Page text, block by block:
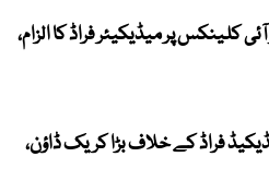
کلینکس پر میڈیکیئر فراڈ کا الزام،
فراڈ کے خلاف بڑا کریک ڈاؤن،